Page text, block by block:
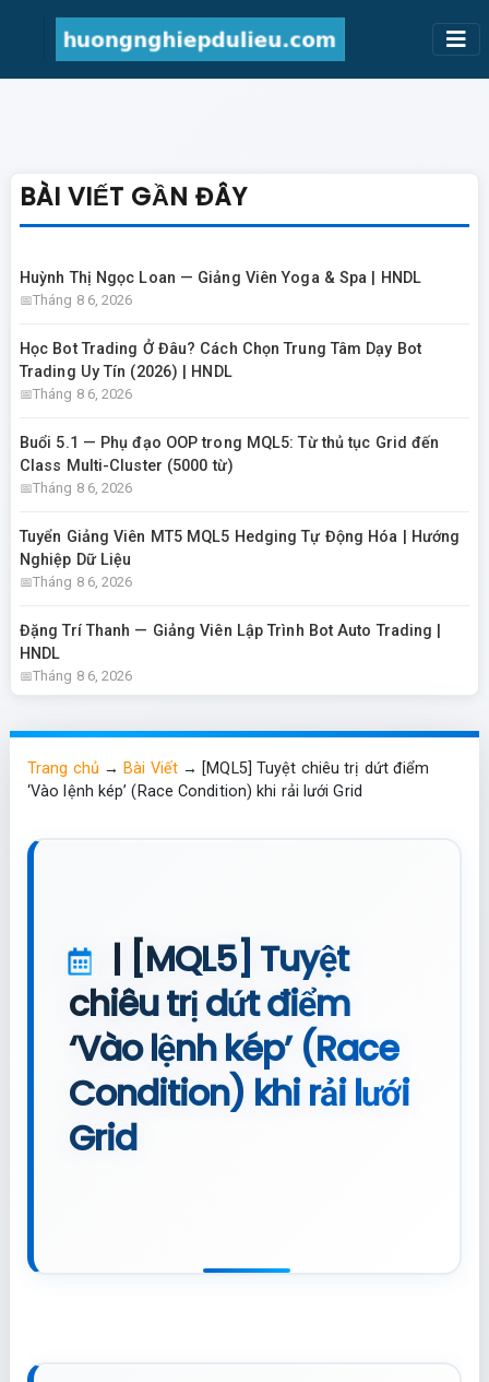
BÀI VIẾT GẦN ĐÂY
Huỳnh Thị Ngọc Loan — Giảng Viên Yoga & Spa | HNDL
Tháng 8 6, 2026
Học Bot Trading Ở Đâu? Cách Chọn Trung Tâm Dạy Bot
Trading Uy Tín (2026) | HNDL
Tháng 8 6, 2026
Buổi 5.1 — Phụ đạo OOP trong MQL5: Từ thủ tục Grid đến
Class Multi-Cluster (5000 từ)
Tháng 8 6, 2026
Tuyển Giảng Viên MT5 MQL5 Hedging Tự Động Hóa | Hướng
Nghiệp Dữ Liệu
Tháng 8 6, 2026
Đặng Trí Thanh — Giảng Viên Lập Trình Bot Auto Trading |
HNDL
Tháng 8 6, 2026
Trang chủ →Bài Viết→ [MQL5] Tuyệt chiêu trị dứt điểm
‘Vào lệnh kép’ (Race Condition) khi rải lưới Grid
| [MQL5] Tuyệt
chiêu trị dứt điểm
‘Vào lệnh kép’ (Race
Condition) khi rải lưới
Grid